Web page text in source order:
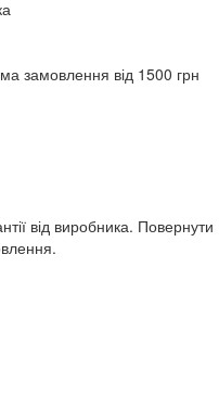
замовлення від 1500 грн
від виробника. Повернути